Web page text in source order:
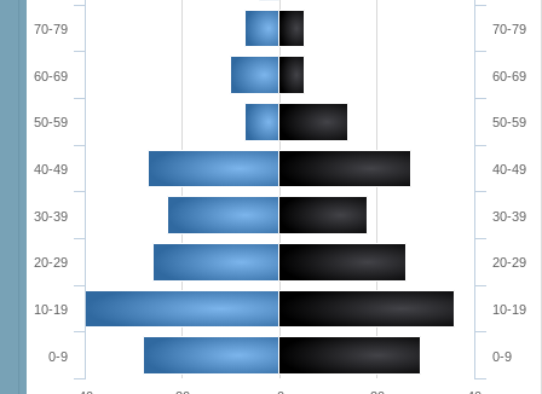
0-9
10-19
20-29
30-39
40-49
50-59
60-69
70-79
0-9
10-19
20-29
30-39
40-49
50-59
60-69
70-79